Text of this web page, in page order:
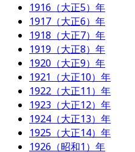
1916（大正5）年
1917（大正6）年
1918（大正7）年
1919（大正8）年
1920（大正9）年
1921（大正10）年
1922（大正11）年
1923（大正12）年
1924（大正13）年
1925（大正14）年
1926（昭和1）年